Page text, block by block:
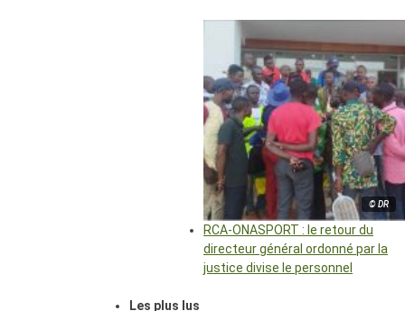
© DR
RCA-ONASPORT : le retour du
directeur général ordonné par la
justice divise le personnel
Les plus lus